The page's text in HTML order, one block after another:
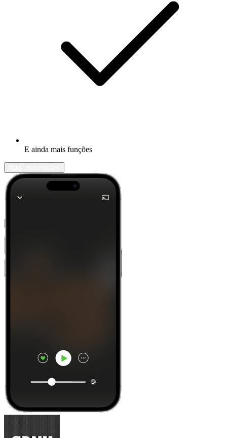
E ainda mais funções